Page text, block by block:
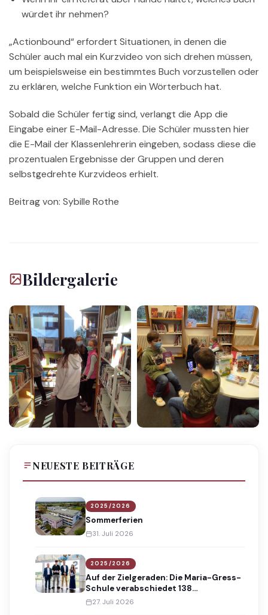
würdet ihr nehmen?
„Actionbound“ erfordert Situationen, in denen die
Schüler auch mal ein Kurzvideo von sich drehen müssen,
um beispielsweise ein bestimmtes Buch vorzustellen oder
zu erklären, welche Funktion ein Wörterbuch hat.
Sobald die Schüler fertig sind, verlangt die App die
Eingabe einer E-Mail-Adresse. Die Schüler mussten hier
die E-Mail der Klassenlehrerin eingeben, sodass diese die
prozentualen Ergebnisse der Gruppen und deren
selbstgedrehte Kurzvideos erhielt.
Beitrag von: Sybille Rothe
Bildergalerie
NEUESTE BEITRÄGE
2025/2026
Sommerferien
31. Juli 2026
2025/2026
Auf der Zielgeraden: Die Maria-Gress-
Schule verabschiedet 138
Absolventinnen und Absolventen
27. Juli 2026